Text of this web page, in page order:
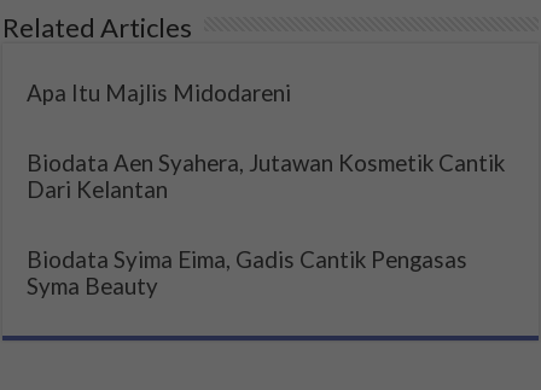
Related Articles
Apa Itu Majlis Midodareni
Biodata Aen Syahera, Jutawan Kosmetik Cantik
Dari Kelantan
Biodata Syima Eima, Gadis Cantik Pengasas
Syma Beauty